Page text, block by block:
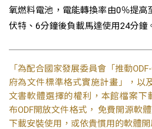
氧燃料電池，電能轉換率由0％提高
伏特、6分鐘後負載馬達使用24分鐘
「為配合國家發展委員會「推動
府為文件標準格式實施計畫」，以
文書軟體選擇的權利，本館檔案下
布ODF開放文件格式， 免費開源軟
下載安裝使用，或依貴慣用的軟體開